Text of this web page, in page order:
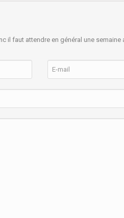
il faut attendre en général une